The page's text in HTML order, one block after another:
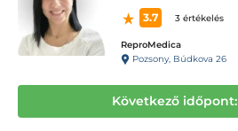
3.7
3 értékelés
ReproMedica
Pozsony, Búdkova 26
Következő időpont: